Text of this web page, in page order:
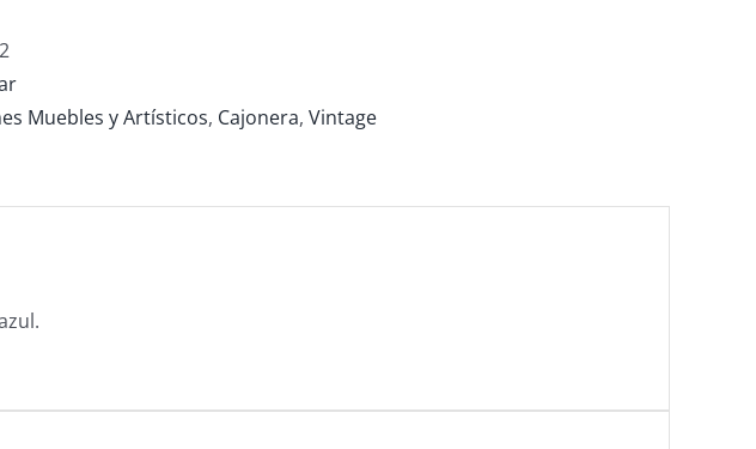
Muebles y Artísticos, Cajonera, Vintage